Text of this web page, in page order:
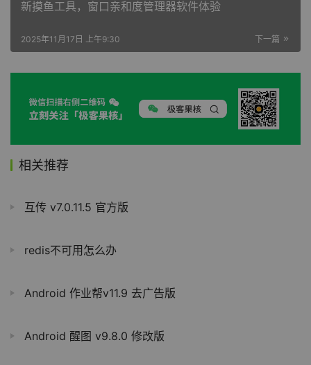
新摸鱼工具，窗口亲和度管理器软件体验
下一篇
2025年11月17日 上午9:30
相关推荐
互传 v7.0.11.5 官方版
redis不可用怎么办
Android 作业帮v11.9 去广告版
Android 醒图 v9.8.0 修改版